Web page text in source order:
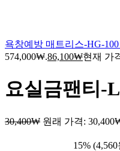
욕창예방 매트리스-HG-
574,000₩.86,100₩현재 가
요실금팬티-
30,400₩ 원래 가격:
15%